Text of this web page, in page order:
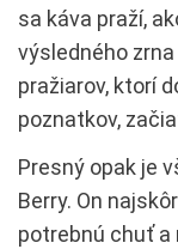
sa káva praží,
výsledného
pražiarov, ktorí
poznatkov,
Presný opak je
Berry. On
potrebnú chuť a